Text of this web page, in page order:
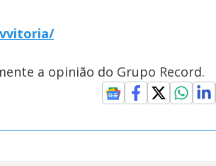
a opinião do Grupo Record.